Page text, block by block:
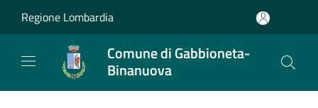
Regione Lombardia
Comune di Gabbioneta-
Binanuova